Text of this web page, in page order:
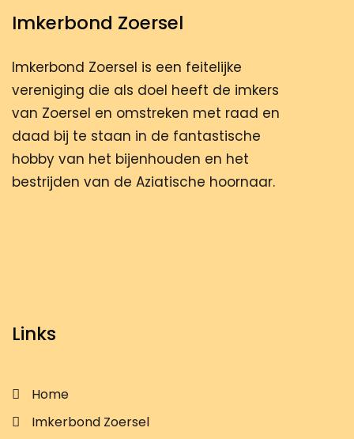
Imkerbond Zoersel
Imkerbond Zoersel is een feitelijke
vereniging die als doel heeft de imkers
van Zoersel en omstreken met raad en
daad bij te staan in de fantastische
hobby van het bijenhouden en het
bestrijden van de Aziatische hoornaar.
Links
Home
Imkerbond Zoersel